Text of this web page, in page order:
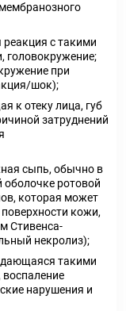
реакция с такими
головокружение;
при
шок);
к отеку лица, губ
затруднений
сыпь, обычно в
оболочке ротовой
которая может
кожи,
Стивенса-
некролиз);
такими
нарушения и